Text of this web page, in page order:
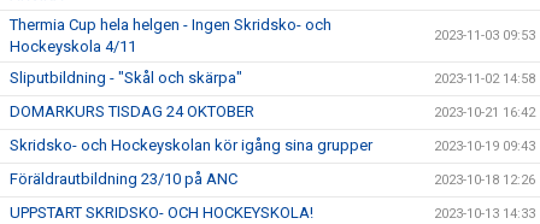
Thermia Cup hela helgen - Ingen Skridsko- och
Hockeyskola 4/11
2023-11-03 09:53
Sliputbildning - "Skål och skärpa" 2023-11-02 14:58
DOMARKURS TISDAG 24 OKTOBER 2023-10-21 16:42
Skridsko- och Hockeyskolan kör igång sina grupper 2023-10-19 09:43
Föräldrautbildning 23/10 på ANC 2023-10-18 12:26
UPPSTART SKRIDSKO- OCH HOCKEYSKOLA! 2023-10-13 14:33